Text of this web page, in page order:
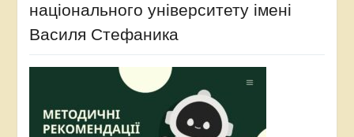
національного університету імені
Василя Стефаника